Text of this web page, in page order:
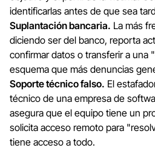
identificarlas antes de que sea
Suplantación bancaria. La más
diciendo ser del banco, reporta
confirmar datos o transferir a una
esquema que más denuncias
Soporte técnico falso. El
técnico de una empresa de
asegura que el equipo tiene un
solicita acceso remoto para
tiene acceso a todo.